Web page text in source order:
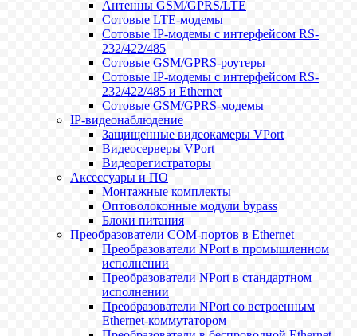
Антенны GSM/GPRS/LTE
Сотовые LTE-модемы
Сотовые IP-модемы с интерфейсом RS-
232/422/485
Сотовые GSM/GPRS-роутеры
Сотовые IP-модемы с интерфейсом RS-
232/422/485 и Ethernet
Сотовые GSM/GPRS-модемы
IP-видеонаблюдение
Защищенные видеокамеры VPort
Видеосерверы VPort
Видеорегистраторы
Аксессуары и ПО
Монтажные комплекты
Оптоволоконные модули bypass
Блоки питания
Преобразователи COM-портов в Ethernet
Преобразователи NPort в промышленном
исполнении
Преобразователи NPort в стандартном
исполнении
Преобразователи NPort со встроенным
Ethernet-коммутатором